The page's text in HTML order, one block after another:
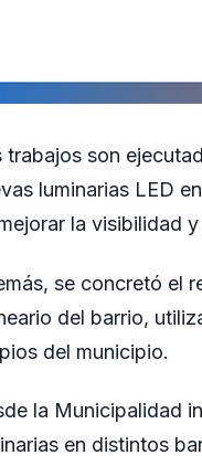
trabajos son
luminarias LED
la visibilidad
se concretó el
del barrio,
del municipio.
la Municipalidad
en distintos